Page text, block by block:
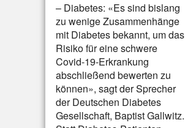
– Diabetes: «Es sind bislang
zu wenige Zusammenhänge
mit Diabetes bekannt, um das
Risiko für eine schwere
Covid-19-Erkrankung
abschließend bewerten zu
können», sagt der Sprecher
der Deutschen Diabetes
Gesellschaft, Baptist Gallwitz.